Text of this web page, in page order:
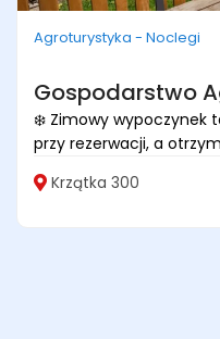
Agroturystyka - Noclegi
Gospodarstwo
❄️ Zimowy wypoczynek
przy rezerwacji, a
Krzątka 300